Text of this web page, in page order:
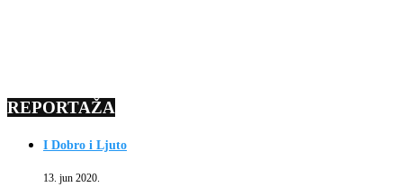
REPORTAŽA
I Dobro i Ljuto
13. jun 2020.